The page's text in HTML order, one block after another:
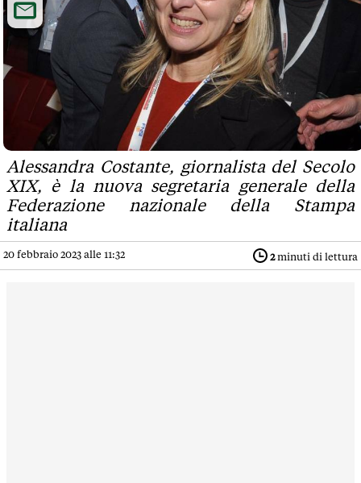
Alessandra Costante, giornalista del Secolo
XIX, è la nuova segretaria generale della
Federazione nazionale della Stampa
italiana
20 febbraio 2023 alle 11:32 2minuti di lettura